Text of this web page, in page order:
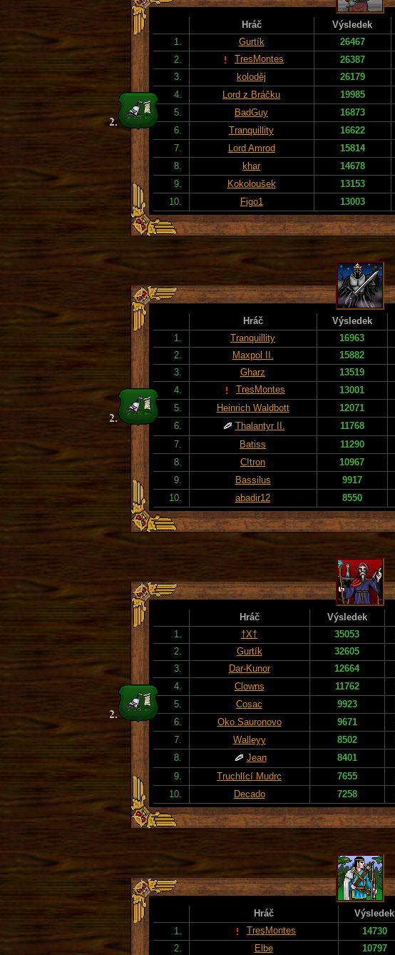
Hráč Výsledek
1.
Gurtík 26467
2.
TresMontes 26387
3.
koloděj 26179
4.
Lord z Bráčku 19985
5.
BadGuy 16873
6.
Tranquillity 16622
7.
Lord Amrod 15814
8.
khar 14678
9.
Kokoloušek 13153
10.
Figo1 13003
Hráč Výsledek
1.
Tranquillity 16963
2.
Maxpol II. 15882
3.
Gharz 13519
4.
TresMontes 13001
5.
Heinrich Waldbott 12071
6.
Thalantyr II. 11768
7.
Batiss 11290
8.
C!tron 10967
9.
Bassilus 9917
10.
abadir12 8550
Hráč Výsledek
1.
†X† 35053
2.
Gurtík 32605
3.
Dar-Kunor 12664
4.
Clowns 11762
5.
Cosac 9923
6.
Oko Sauronovo 9671
7.
Walleyy 8502
8.
Jean 8401
9.
Truchlící Mudrc 7655
10.
Decado 7258
Hráč Výsledek
1.
TresMontes 14730
2.
Elbe 10797